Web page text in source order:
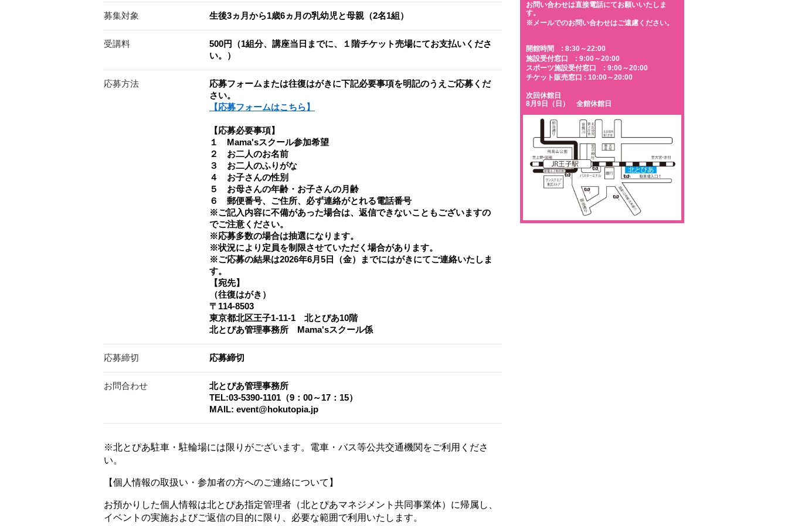
募集対象 生後3ヵ月から1歳6ヵ月の乳幼児と母親（2名1組）
受講料
500円（1組分、講座当日までに、１階チケット売場にてお支払いくださ
い。）
応募方法
応募フォームまたは往復はがきに下記必要事項を明記のうえご応募くだ
さい。
【応募フォームはこちら】
【応募必要事項】
１ Mama'sスクール参加希望
２ お二人のお名前
３ お二人のふりがな
４ お子さんの性別
５ お母さんの年齢・お子さんの月齢
６ 郵便番号、ご住所、必ず連絡がとれる電話番号
※ご記入内容に不備があった場合は、返信できないこともございますの
でご注意ください。
※応募多数の場合は抽選になります。
※状況により定員を制限させていただく場合があります。​​
※ご応募の結果は2026年6月5日（金）までにはがきにてご連絡いたしま
す。
【宛先】
（往復はがき）
〒114-8503
東京都北区王子1-11-1 北とぴあ10階
北とぴあ管理事務所 Mama'sスクール係
応募締切 応募締切
お問合わせ
北とぴあ管理事務所
TEL:03-5390-1101（9：00～17：15）
MAIL: event@hokutopia.jp
※北とぴあ駐車・駐輪場には限りがございます。電車・バス等公共交通機関をご利用くださ
い。
【個人情報の取扱い・参加者の方へのご連絡について】
お預かりした個人情報は北とぴあ指定管理者（北とぴあマネジメント共同事業体）に帰属し、
イベントの実施およびご返信の目的に限り、必要な範囲で利用いたします。
お問い合わせは直接電話にてお願いいたしま
す。
※メールでのお問い合わせはご遠慮ください。
開館時間 : 8:30～22:00
施設受付窓口 : 9:00～20:00
スポーツ施設受付窓口 : 9:00～20:00
チケット販売窓口 : 10:00～20:00
次回休館日
8月9日（日） 全館休館日